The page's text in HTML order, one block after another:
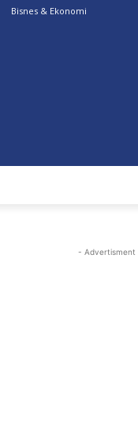
Bisnes & Ekonomi
- Advertisment